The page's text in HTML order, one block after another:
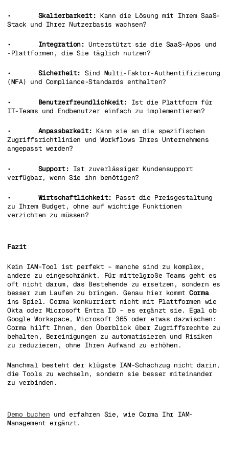
• Skalierbarkeit: Kann die Lösung mit Ihrem SaaS-
Stack und Ihrer Nutzerbasis wachsen?
• Integration:Unterstützt sie die SaaS-Apps und
-Plattformen, die Sie täglich nutzen?
• Sicherheit: Sind Multi-Faktor-Authentifizierung
(MFA) und Compliance-Standards enthalten?
• Benutzerfreundlichkeit: Ist die Plattform für
IT-Teams und Endbenutzer einfach zu implementieren?
• Anpassbarkeit:Kann sie an die spezifischen
Zugriffsrichtlinien und Workflows Ihres Unternehmens
angepasst werden?
• Support: Ist zuverlässiger Kundensupport
verfügbar, wenn Sie ihn benötigen?
• Wirtschaftlichkeit: Passt die Preisgestaltung
zu Ihrem Budget, ohne auf wichtige Funktionen
verzichten zu müssen?
Fazit
Kein IAM-Tool ist perfekt – manche sind zu komplex,
andere zu eingeschränkt. Für mittelgroße Teams geht es
oft nicht darum, das Bestehende zu ersetzen, sondern es
besser zum Laufen zu bringen. Genau hier kommtCorma
ins Spiel. Corma konkurriert nicht mit Plattformen wie
Okta oder Microsoft Entra ID – es ergänzt sie. Egal ob
Google Workspace, Microsoft 365 oder etwas dazwischen:
Corma hilft Ihnen, den Überblick über Zugriffsrechte zu
behalten, Bereinigungen zu automatisieren und Risiken
zu reduzieren, ohne Ihren Aufwand zu erhöhen.
Manchmal besteht der klügste IAM-Schachzug nicht darin,
die Tools zu wechseln, sondern sie besser miteinander
zu verbinden.
Demo buchen und erfahren Sie, wie Corma Ihr IAM-
Management ergänzt.